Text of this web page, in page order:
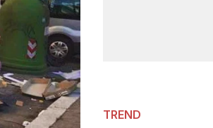
TREND